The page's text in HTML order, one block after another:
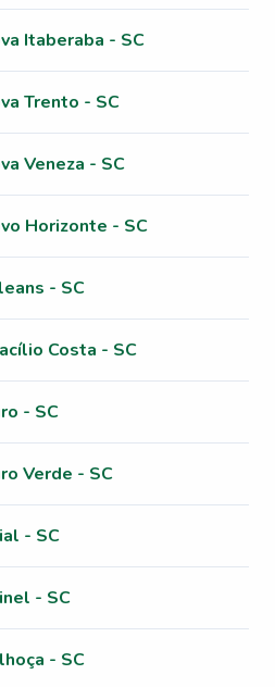
Itaberaba - SC
Trento - SC
Veneza - SC
Horizonte - SC
- SC
Costa - SC
- SC
Verde - SC
- SC
- SC
- SC